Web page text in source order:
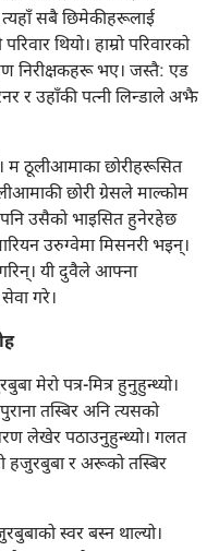
सबै छिमेकीहरूलाई
थियो। हाम्रो परिवारको
निरीक्षकहरू भए। जस्तै: एड
र उहाँकी पत्नी लिन्डाले अझै
म ठूलीआमाका छोरीहरूसित
छोरी ग्रेसले माल्कोम
पनि उसैको भाइसित हुनेरहेछ
उरुग्वेमा मिसनरी भइन्‌।
गरिन्‌। यी दुवैले आफ्ना
गरे।
मेरो पत्र-मित्र हुनुहुन्थ्यो।
तस्बिर अनि त्यसको
लेखेर पठाउनुहुन्थ्यो। गलत
हजुरबुबा र अरूको तस्बिर
स्वर बस्न थाल्यो।